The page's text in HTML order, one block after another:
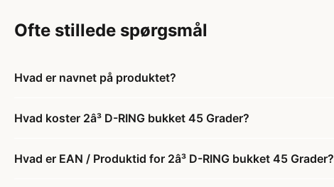
Ofte stillede spørgsmål
Hvad er navnet på produktet?
Hvad koster 2â³ D-RING bukket 45 Grader?
Hvad er EAN / Produktid for 2â³ D-RING bukket 45 Grader?